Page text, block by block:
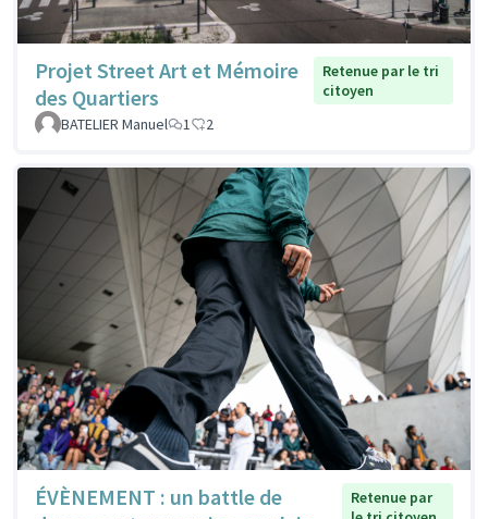
Projet Street Art et Mémoire
des Quartiers
Retenue par le tri
citoyen
BATELIER Manuel
1 2
ÉVÈNEMENT : un battle de
Retenue par